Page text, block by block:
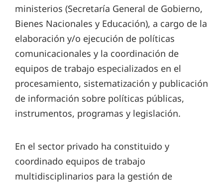
ministerios (Secretaría General de Gobierno,
Bienes Nacionales y Educación), a cargo de la
elaboración y/o ejecución de políticas
comunicacionales y la coordinación de
equipos de trabajo especializados en el
procesamiento, sistematización y publicación
de información sobre políticas públicas,
instrumentos, programas y legislación.
En el sector privado ha constituido y
coordinado equipos de trabajo
multidisciplinarios para la gestión de